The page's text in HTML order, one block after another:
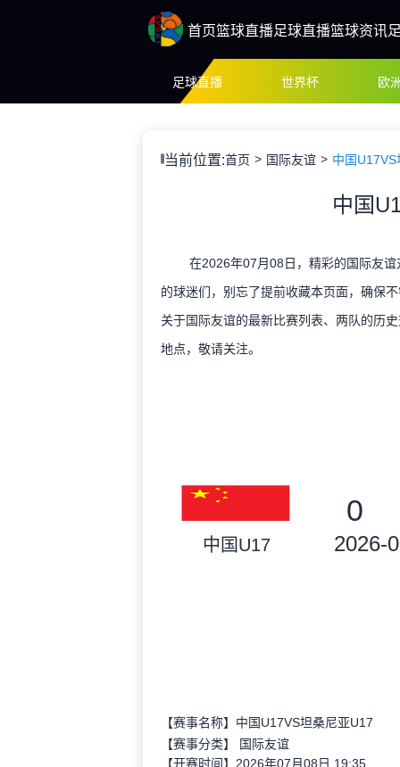
首页篮球直播足球直播篮球资讯
足球直播 世界杯 欧
当前位置:首页 国际友谊 中国
中国
在2026年07月08日，精彩的国际友
的球迷们，别忘了提前收藏本页面，确保
关于国际友谊的最新比赛列表、两队的历
地点，敬请关注。
中国U17
0
2026-
【赛事名称】中国U17VS坦桑尼亚U17
【赛事分类】
国际友谊
【开赛时间】2026年07月08日 19:35